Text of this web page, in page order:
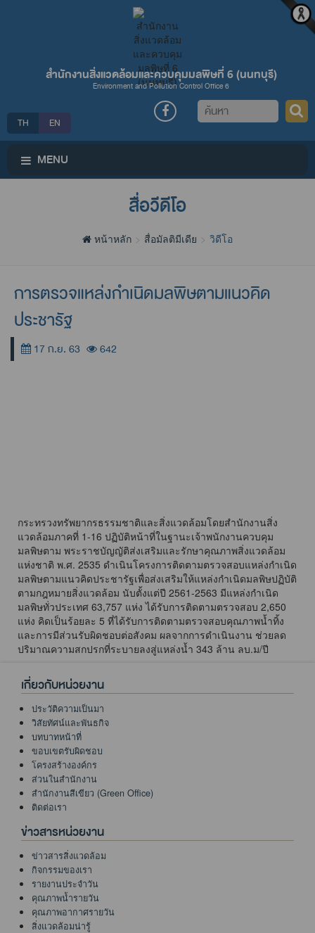
สำนักงานสิ่งแวดล้อมและควบคุมมลพิษที่ 6 (นนทบุรี)
Environment and Pollution Control Office 6
TH EN
ค้นหา
MENU
สื่อวีดีโอ
หน้าหลัก สื่อมัลติมีเดีย วิดีโอ
การตรวจแหล่งกำเนิดมลพิษตามแนวคิด
ประชารัฐ
17 ก.ย. 63 642
กระทรวงทรัพยากรธรรมชาติและสิ่งแวดล้อมโดยสำนักงานสิ่ง
แวดล้อมภาคที่ 1-16 ปฏิบัติหน้าที่ในฐานะเจ้าพนักงานควบคุม
มลพิษตาม พระราชบัญญัติส่งเสริมและรักษาคุณภาพสิ่งแวดล้อม
แห่งชาติ พ.ศ. 2535 ดำเนินโครงการติดตามตรวจสอบแหล่งกำเนิด
มลพิษตามแนวคิดประชารัฐเพื่อส่งเสริมให้แหล่งกำเนิดมลพิษปฏิบัติ
ตามกฎหมายสิ่งแวดล้อม นับตั้งแต่ปี 2561-2563 มีแหล่งกำเนิด
มลพิษทั่วประเทศ 63,757 แห่ง ได้รับการติดตามตรวจสอบ 2,650
แห่ง คิดเป็นร้อยละ 5 ที่ได้รับการติดตามตรวจสอบคุณภาพน้ำทิ้ง
และการมีส่วนรับผิดชอบต่อสังคม ผลจากการดำเนินงาน ช่วยลด
ปริมาณความสกปรกที่ระบายลงสู่แหล่งน้ำ 343 ล้าน ลบ.ม/ปี
เกี่ยวกับหน่วยงาน
ประวัติความเป็นมา
วิสัยทัศน์และพันธกิจ
บทบาทหน้าที่
ขอบเขตรับผิดชอบ
โครงสร้างองค์กร
ส่วนในสำนักงาน
สำนักงานสีเขียว (Green Office)
ติดต่อเรา
ข่าวสารหน่วยงาน
ข่าวสารสิ่งแวดล้อม
กิจกรรมของเรา
รายงานประจำวัน
คุณภาพน้ำรายวัน
คุณภาพอากาศรายวัน
สิ่งแวดล้อมน่ารู้